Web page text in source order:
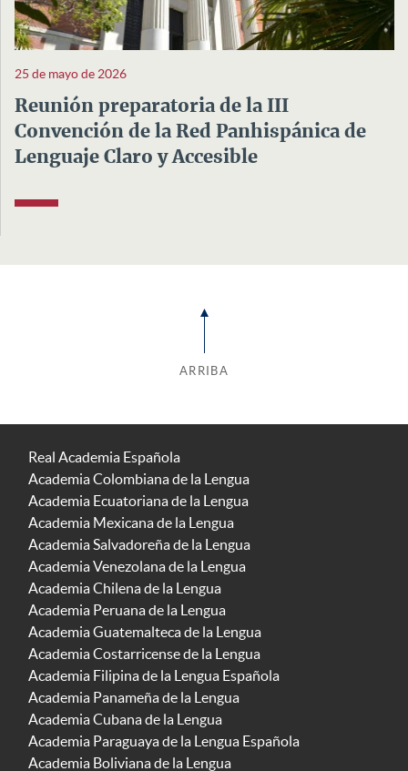
25 de mayo de 2026
Reunión preparatoria de la III
Convención de la Red Panhispánica de
Lenguaje Claro y Accesible
ARRIBA
Real Academia Española
Academia Colombiana de la Lengua
Academia Ecuatoriana de la Lengua
Academia Mexicana de la Lengua
Academia Salvadoreña de la Lengua
Academia Venezolana de la Lengua
Academia Chilena de la Lengua
Academia Peruana de la Lengua
Academia Guatemalteca de la Lengua
Academia Costarricense de la Lengua
Academia Filipina de la Lengua Española
Academia Panameña de la Lengua
Academia Cubana de la Lengua
Academia Paraguaya de la Lengua Española
Academia Boliviana de la Lengua